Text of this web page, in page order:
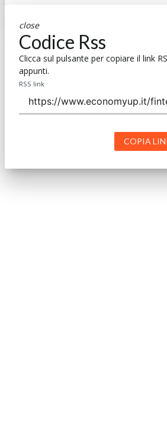
close
Codice Rss
Clicca sul pulsante per copiare il link
appunti.
RSS link
COPIA